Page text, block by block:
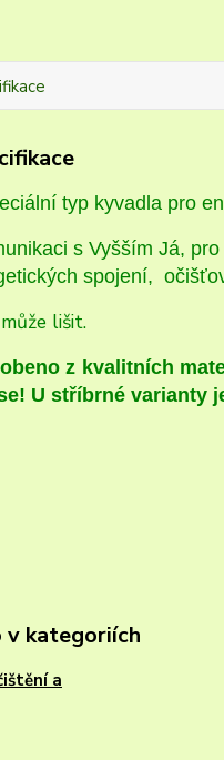
typ kyvadla pro
s Vyšším Já,
spojení,
lišit.
z kvalitních
U stříbrné varianty
v kategoriích
a